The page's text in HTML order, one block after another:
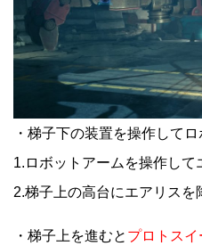
・梯子下の装置を操作して
1.ロボットアームを操作して
2.梯子上の高台にエアリスを
・梯子上を進むと プロトスイ